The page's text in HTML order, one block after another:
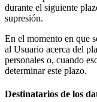
durante el siguiente
supresión.
En el momento en que
al Usuario acerca del
personales o, cuando
determinar este plazo.
Destinatarios de los